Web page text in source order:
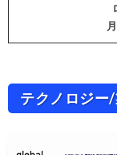
テクノロジー